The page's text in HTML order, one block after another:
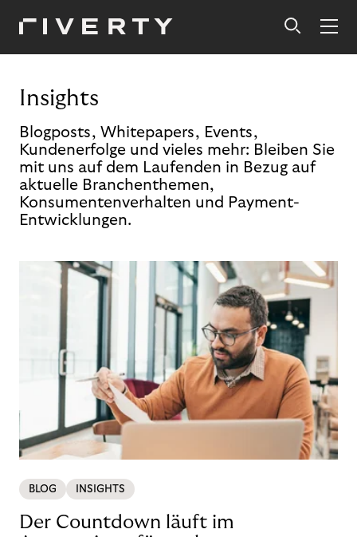
Insights
Blogposts, Whitepapers, Events,
Kundenerfolge und vieles mehr: Bleiben Sie
mit uns auf dem Laufenden in Bezug auf
aktuelle Branchenthemen,
Konsumentenverhalten und Payment-
Entwicklungen.
BLOG INSIGHTS
Der Countdown läuft im